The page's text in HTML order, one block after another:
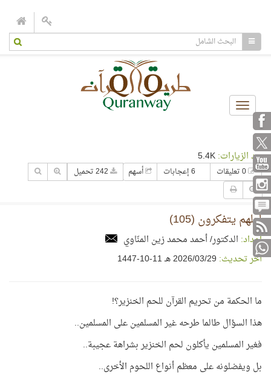
Toggle
navigation
عدد الزيارات:
6 إعجابات أسهم
لعلهم يتفكرون (105)
إعداد: الدكتور/ أحمد محمد زين المنّاوي
آخر تحديث: 29‏/03‏/2026 هـ 11-10-1447
ما الحكمة من تحريم القرآن للحم الخنزير؟!
هذا السؤال طالما طرحه غير المسلمين على المسلمين..
فغير المسلمين يأكلون لحم الخنزير بشراهة عجيبة..
بل ويفضلونه على معظم أنواع اللحوم الأخرى..